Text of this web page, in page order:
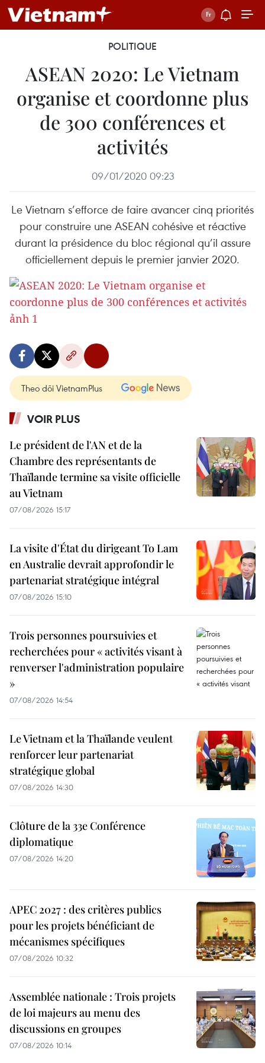
POLITIQUE
ASEAN 2020: Le Vietnam
organise et coordonne plus
de 300 conférences et
activités
09/01/2020 09:23
Le Vietnam s’efforce de faire avancer cinq priorités
pour construire une ASEAN cohésive et réactive
durant la présidence du bloc régional qu’il assure
officiellement depuis le premier janvier 2020.
Theo dõi VietnamPlus
VOIR PLUS
Le président de l'AN et de la
Chambre des représentants de
Thaïlande termine sa visite officielle
au Vietnam
07/08/2026 15:17
La visite d'État du dirigeant To Lam
en Australie devrait approfondir le
partenariat stratégique intégral
07/08/2026 15:10
Trois personnes poursuivies et
recherchées pour « activités visant à
renverser l'administration populaire
»
07/08/2026 14:54
Le Vietnam et la Thaïlande veulent
renforcer leur partenariat
stratégique global
07/08/2026 14:30
Clôture de la 33e Conférence
diplomatique
07/08/2026 14:20
APEC 2027 : des critères publics
pour les projets bénéficiant de
mécanismes spécifiques
07/08/2026 10:32
Assemblée nationale : Trois projets
de loi majeurs au menu des
discussions en groupes
07/08/2026 10:14